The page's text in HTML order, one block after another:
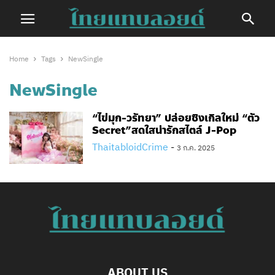
Home Tags NewSingle
NewSingle
“ไข่มุก-วรัทยา” ปล่อยซิงเกิลใหม่ “ตัว
Secret”สดใสน่ารักสไตล์ J-Pop
ThaitabloidCrime - 3 ก.ค. 2025